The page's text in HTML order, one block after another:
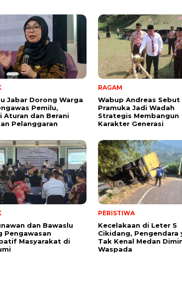
Jabar Dorong Warga
Pemilu,
Aturan dan Berani
Pelanggaran
RAGAM
Wabup Andreas Sebut
Pramuka Jadi Wadah
Strategis Membangun
Karakter Generasi ‎
dan Bawaslu
Pengawasan
Masyarakat di
PERISTIWA
Kecelakaan di Leter S
Cikidang, Pengendara
Tak Kenal Medan
Waspada